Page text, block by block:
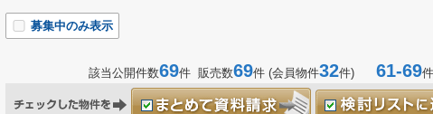
募集中のみ表示
該当公開件数69件 販売数69件 (会員物件32件) 61-69